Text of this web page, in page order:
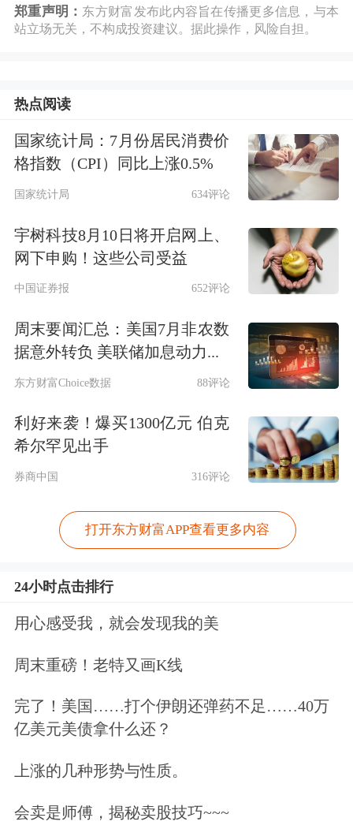
郑重声明： 东方财富发布此内容旨在传播更多信息，与本
站立场无关，不构成投资建议。据此操作，风险自担。
热点阅读
国家统计局：7月份居民消费价
格指数（CPI）同比上涨0.5%
国家统计局 634评论
宇树科技8月10日将开启网上、
网下申购！这些公司受益
中国证券报 652评论
周末要闻汇总：美国7月非农数
据意外转负 美联储加息动力...
东方财富Choice数据 88评论
利好来袭！爆买1300亿元 伯克
希尔罕见出手
券商中国 316评论
打开东方财富APP查看更多内容
24小时点击排行
用心感受我，就会发现我的美
周末重磅！老特又画K线
完了！美国……打个伊朗还弹药不足……40万
亿美元美债拿什么还？
上涨的几种形势与性质。
会卖是师傅，揭秘卖股技巧~~~